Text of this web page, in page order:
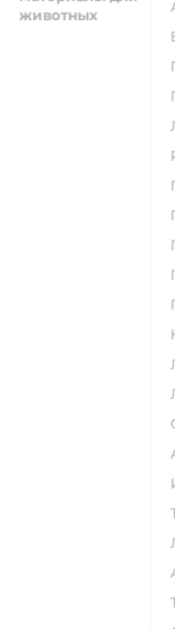
животных